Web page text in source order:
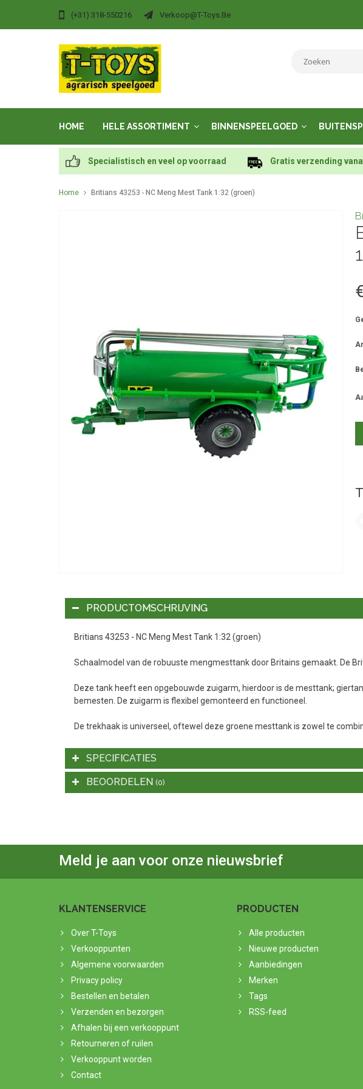
(+31) 318-550216 Verkoop@t-Toys.be
HOME HELE ASSORTIMENT BINNENSPEELGOED
Specialistisch en veel op voorraad Gratis verzending
Home Britians 43253 - NC Meng Mest Tank 1:32 (groen)
PRODUCTOMSCHRIJVING
Britians 43253 - NC Meng Mest Tank 1:32 (groen)
Schaalmodel van de robuuste mengmesttank door Britains gemaakt. De
Deze tank heeft een opgebouwde zuigarm, hierdoor is de mesttank;
bemesten. De zuigarm is flexibel gemonteerd en functioneel.
De trekhaak is universeel, oftewel deze groene mesttank is zowel te
SPECIFICATIES
BEOORDELEN (0)
Meld je aan voor onze nieuwsbrief
KLANTENSERVICE
Over T-Toys
Verkooppunten
Algemene voorwaarden
Privacy policy
Bestellen en betalen
Verzenden en bezorgen
Afhalen bij een verkooppunt
Retourneren of ruilen
Verkooppunt worden
Contact
PRODUCTEN
Alle producten
Nieuwe producten
Aanbiedingen
Merken
Tags
RSS-feed